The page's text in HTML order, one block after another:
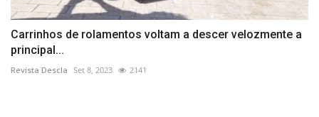
Carrinhos de rolamentos voltam a descer velozmente a
principal...
Revista Descla Set 8, 2023 2141